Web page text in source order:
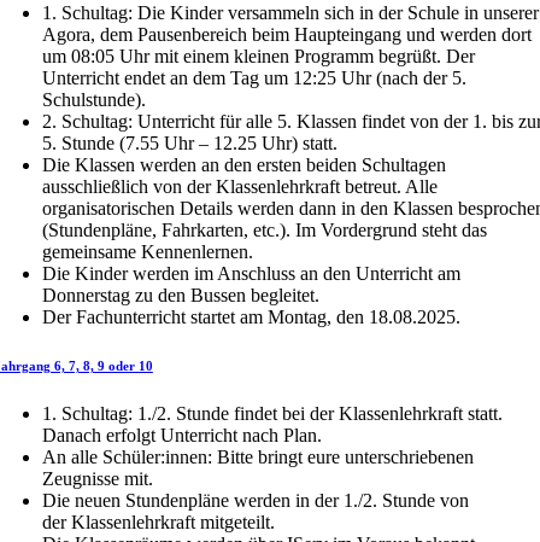
1. Schultag: Die Kinder versammeln sich in der Schule in unserer
Agora, dem Pausenbereich beim Haupteingang und werden dort
um 08:05 Uhr mit einem kleinen Programm begrüßt. Der
Unterricht endet an dem Tag um 12:25 Uhr (nach der 5.
Schulstunde).
2. Schultag: Unterricht für alle 5. Klassen findet von der 1. bis
5. Stunde (7.55 Uhr – 12.25 Uhr) statt.
Die Klassen werden an den ersten beiden Schultagen
ausschließlich von der Klassenlehrkraft betreut. Alle
organisatorischen Details werden dann in den Klassen
(Stundenpläne, Fahrkarten, etc.). Im Vordergrund steht das
gemeinsame Kennenlernen.
Die Kinder werden im Anschluss an den Unterricht am
Donnerstag zu den Bussen begleitet.
Der Fachunterricht startet am Montag, den 18.08.2025.
6, 7, 8, 9 oder 10
1. Schultag: 1./2. Stunde findet bei der Klassenlehrkraft statt.
Danach erfolgt Unterricht nach Plan.
An alle Schüler:innen: Bitte bringt eure unterschriebenen
Zeugnisse mit.
Die neuen Stundenpläne werden in der 1./2. Stunde von
der Klassenlehrkraft mitgeteilt.